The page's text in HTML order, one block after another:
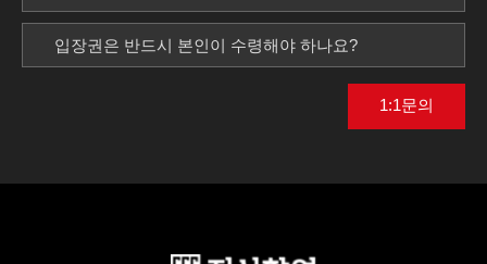
입장권은 반드시 본인이 수령해야 하나요?
1:1문의